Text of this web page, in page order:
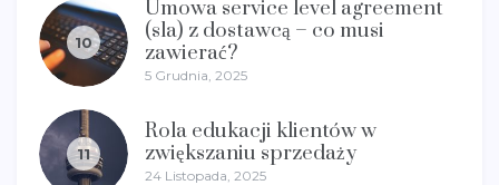
10
Umowa service level agreement
(sla) z dostawcą – co musi
zawierać?
5 Grudnia, 2025
11
Rola edukacji klientów w
zwiększaniu sprzedaży
24 Listopada, 2025